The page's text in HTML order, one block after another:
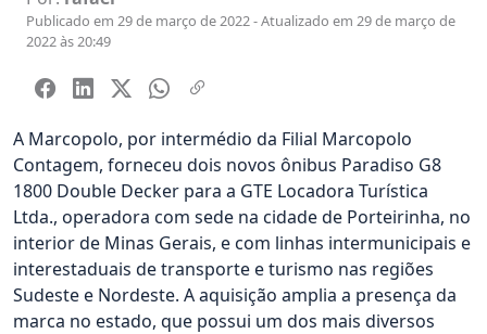
Publicado em 29 de março de 2022 - Atualizado em 29 de março de
2022 às 20:49
A Marcopolo, por intermédio da Filial Marcopolo
Contagem, forneceu dois novos ônibus Paradiso G8
1800 Double Decker para a GTE Locadora Turística
Ltda., operadora com sede na cidade de Porteirinha, no
interior de Minas Gerais, e com linhas intermunicipais e
interestaduais de transporte e turismo nas regiões
Sudeste e Nordeste. A aquisição amplia a presença da
marca no estado, que possui um dos mais diversos